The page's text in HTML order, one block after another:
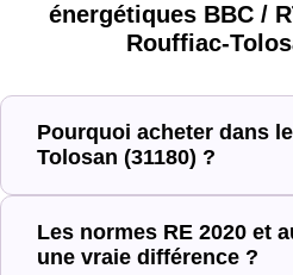
Normes énergétiques de
énergétiques BBC /
Rouffiac-
Pourquoi acheter dans
Tolosan (31180) ?
Les normes RE 2020 et
une vraie différence ?